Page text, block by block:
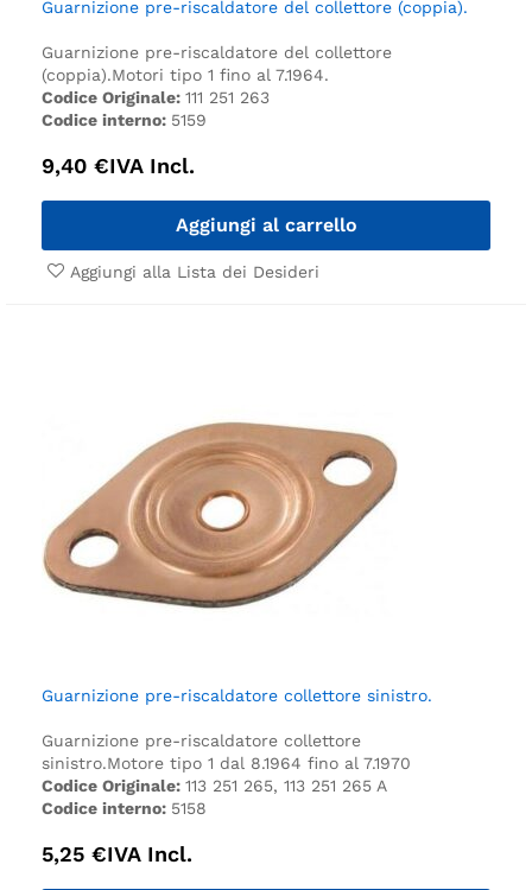
Guarnizione pre-riscaldatore del collettore (coppia).
Guarnizione pre-riscaldatore del collettore
(coppia).Motori tipo 1 fino al 7.1964.
Codice Originale: 111 251 263
Codice interno: 5159
9,40 €IVA Incl.
Aggiungi al carrello
Aggiungi alla Lista dei Desideri
Guarnizione pre-riscaldatore collettore sinistro.
Guarnizione pre-riscaldatore collettore
sinistro.Motore tipo 1 dal 8.1964 fino al 7.1970
Codice Originale: 113 251 265, 113 251 265 A
Codice interno: 5158
5,25 €IVA Incl.